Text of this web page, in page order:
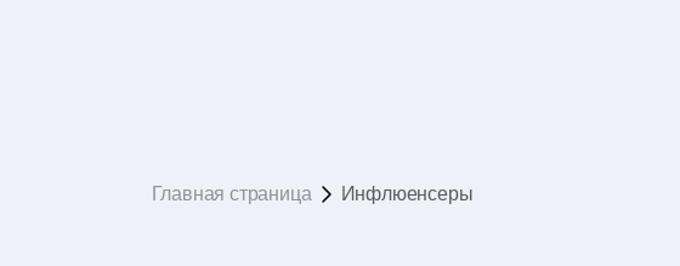
Главная страница Инфлюенсеры